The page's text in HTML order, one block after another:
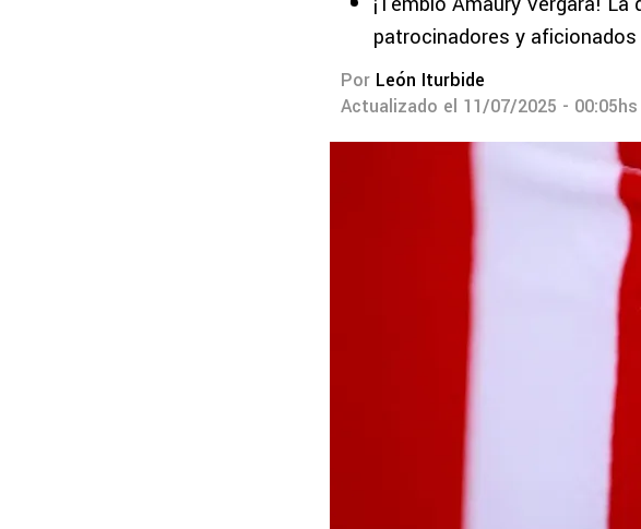
patrocinadores y aficionados
Por León Iturbide
Actualizado el 11/07/2025 - 00:05hs